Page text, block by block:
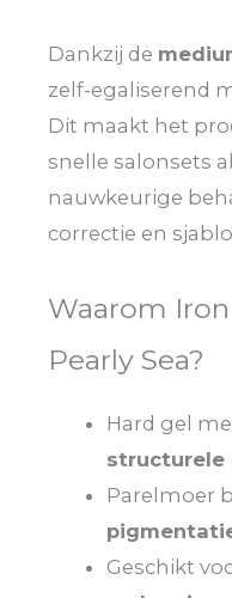
Dankzij de
zelf-egaliserend
Dit maakt het
snelle salonsets
nauwkeurige
correctie en
Waarom
Pearly Sea?
Hard gel
structurele
Parelmoer
Geschikt